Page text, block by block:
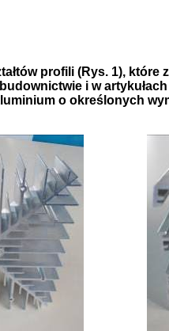
profili (Rys. 1), które
i w
o określonych